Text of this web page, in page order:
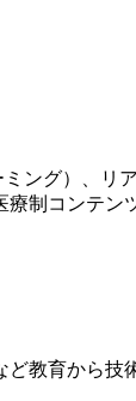
ング）、
制コンテン
教育から